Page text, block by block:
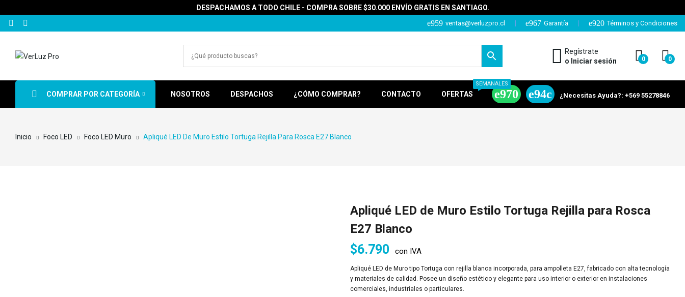
DESPACHAMOS A TODO CHILE - COMPRA SOBRE $30.000 ENVÍO GRATIS EN SANTIAGO.
ventas@verluzpro.cl Garantía Términos y Condiciones
Regístrate
o Iniciar sesión
0 0
COMPRAR POR CATEGORÍA NOSOTROS DESPACHOS ¿CÓMO COMPRAR? CONTACTO OFERTAS
SEMANALES
¿Necesitas Ayuda?: +569 55278846
Inicio Foco LED Foco LED Muro Apliqué LED De Muro Estilo Tortuga Rejilla Para Rosca E27 Blanco
Apliqué LED de Muro Estilo Tortuga Rejilla para Rosca
E27 Blanco
$6.790 con IVA
Apliqué LED de Muro tipo Tortuga con rejilla blanca incorporada, para ampolleta E27, fabricado con alta tecnología
y materiales de calidad. Posee un diseño estético y elegante para uso interior o exterior en instalaciones
comerciales, industriales o particulares.